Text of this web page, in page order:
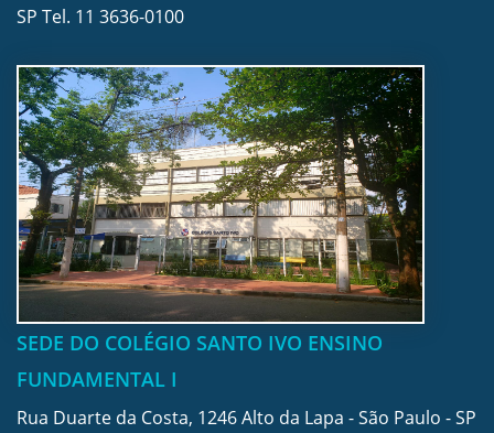
SP Tel. 11 3636-0100
SEDE DO COLÉGIO SANTO IVO ENSINO
FUNDAMENTAL I
Rua Duarte da Costa, 1246 Alto da Lapa - São Paulo - SP